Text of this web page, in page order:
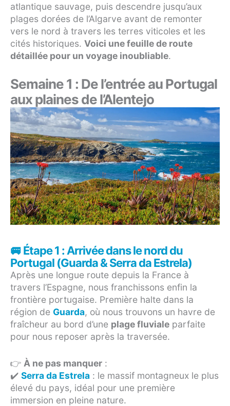
atlantique sauvage, puis descendre jusqu’aux
plages dorées de l’Algarve avant de remonter
vers le nord à travers les terres viticoles et les
cités historiques. Voici une feuille de route
détaillée pour un voyage inoubliable.
Semaine 1 : De l’entrée au Portugal
aux plaines de l’Alentejo
🚐 Étape 1 : Arrivée dans le nord du
Portugal (Guarda & Serra da Estrela)
Après une longue route depuis la France à
travers l’Espagne, nous franchissons enfin la
frontière portugaise. Première halte dans la
région de Guarda, où nous trouvons un havre de
fraîcheur au bord d’une plage fluviale parfaite
pour nous reposer après la traversée.
👉 À ne pas manquer :
✔️ Serra da Estrela : le massif montagneux le plus
élevé du pays, idéal pour une première
immersion en pleine nature.